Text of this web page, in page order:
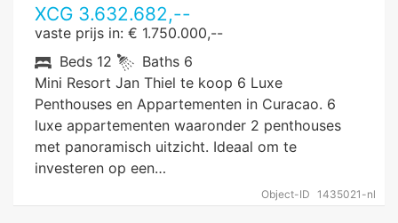
XCG 3.632.682,--
vaste prijs in: € 1.750.000,--
Object-ID 1435021-nl
Beds 12 Baths 6
Mini Resort Jan Thiel te koop 6 Luxe
Penthouses en Appartementen in Curacao. 6
luxe appartementen waaronder 2 penthouses
met panoramisch uitzicht. Ideaal om te
investeren op een…